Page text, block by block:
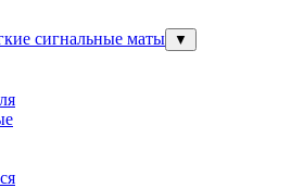
сигнальные маты ▼